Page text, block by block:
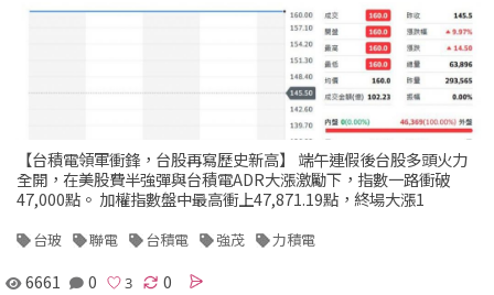
【台積電領軍衝鋒，台股再寫歷史新高】 端午連假後台股多頭火力
全開，在美股費半強彈與台積電ADR大漲激勵下，指數一路衝破
47,000點。 加權指數盤中最高衝上47,871.19點，終場大漲1
台玻 聯電 台積電 強茂 力積電
6661 0 0